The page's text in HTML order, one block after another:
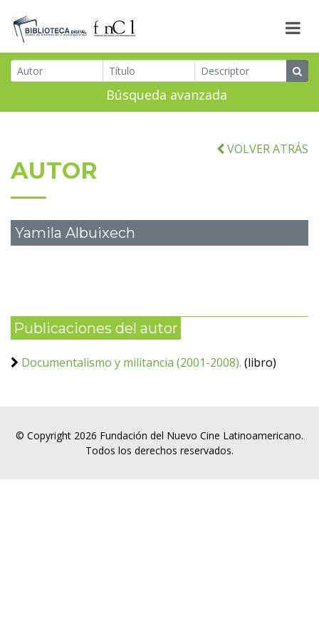
Búsqueda avanzada
VOLVER ATRÁS
AUTOR
Yamila Albuixech
Publicaciones del autor
Documentalismo y militancia (2001-2008). (libro)
© Copyright 2026 Fundación del Nuevo Cine Latinoamericano.
Todos los derechos reservados.